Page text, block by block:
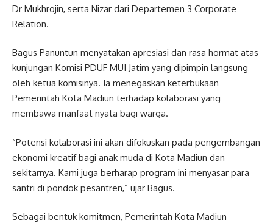
Dr Mukhrojin, serta Nizar dari Departemen 3 Corporate
Relation.
Bagus Panuntun menyatakan apresiasi dan rasa hormat atas
kunjungan Komisi PDUF MUI Jatim yang dipimpin langsung
oleh ketua komisinya. Ia menegaskan keterbukaan
Pemerintah Kota Madiun terhadap kolaborasi yang
membawa manfaat nyata bagi warga.
“Potensi kolaborasi ini akan difokuskan pada pengembangan
ekonomi kreatif bagi anak muda di Kota Madiun dan
sekitarnya. Kami juga berharap program ini menyasar para
santri di pondok pesantren,” ujar Bagus.
Sebagai bentuk komitmen, Pemerintah Kota Madiun